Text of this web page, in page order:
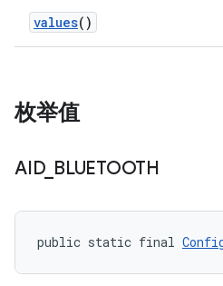
values()
枚举值
AID_ BLUETOOTH
public static final